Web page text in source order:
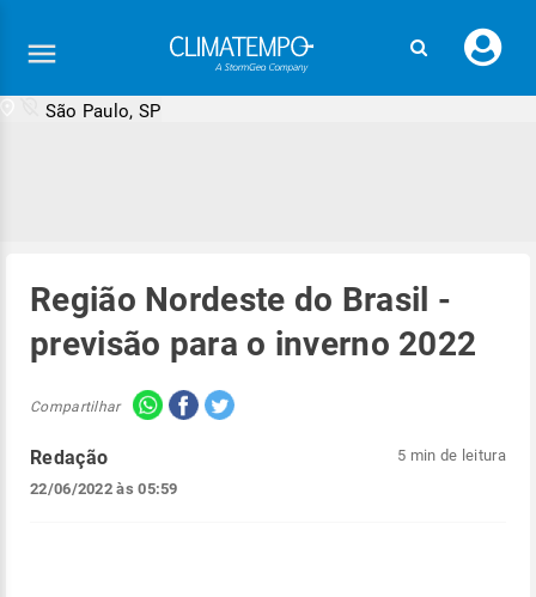
seu
São Paulo, SP
Região Nordeste do Brasil -
previsão para o inverno 2022
Compartilhar
Redação
22/06/2022 às 05:59
5 min de leitura